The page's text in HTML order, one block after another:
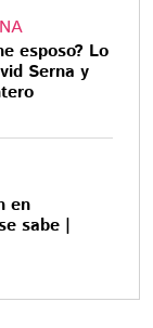
esposo? Lo
Serna y
en
sabe |